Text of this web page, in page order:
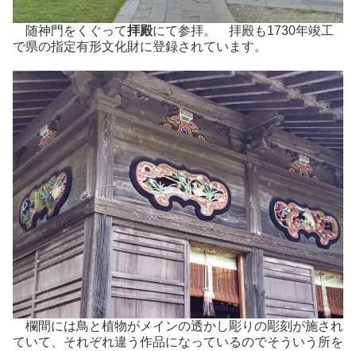
随神門をくぐって拝殿にて参拝。 拝殿も1730年竣工
で県の指定有形文化財に登録されています。
欄間には鳥と植物がメインの透かし彫りの彫刻が施され
ていて、それぞれ違う作品になっているのでそういう所を